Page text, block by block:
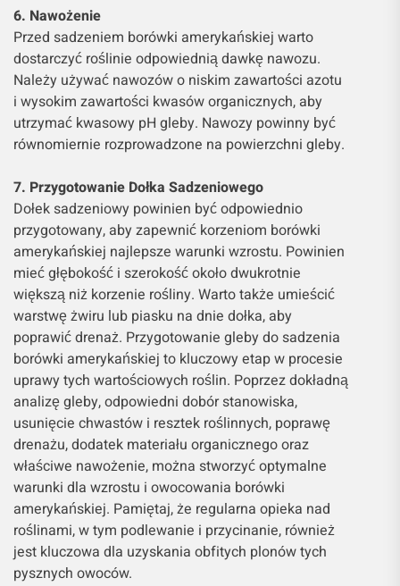
6. Nawożenie
Przed sadzeniem borówki amerykańskiej warto
dostarczyć roślinie odpowiednią dawkę nawozu.
Należy używać nawozów o niskim zawartości azotu
i wysokim zawartości kwasów organicznych, aby
utrzymać kwasowy pH gleby. Nawozy powinny być
równomiernie rozprowadzone na powierzchni gleby.
7. Przygotowanie Dołka Sadzeniowego
Dołek sadzeniowy powinien być odpowiednio
przygotowany, aby zapewnić korzeniom borówki
amerykańskiej najlepsze warunki wzrostu. Powinien
mieć głębokość i szerokość około dwukrotnie
większą niż korzenie rośliny. Warto także umieścić
warstwę żwiru lub piasku na dnie dołka, aby
poprawić drenaż. Przygotowanie gleby do sadzenia
borówki amerykańskiej to kluczowy etap w procesie
uprawy tych wartościowych roślin. Poprzez dokładną
analizę gleby, odpowiedni dobór stanowiska,
usunięcie chwastów i resztek roślinnych, poprawę
drenażu, dodatek materiału organicznego oraz
właściwe nawożenie, można stworzyć optymalne
warunki dla wzrostu i owocowania borówki
amerykańskiej. Pamiętaj, że regularna opieka nad
roślinami, w tym podlewanie i przycinanie, również
jest kluczowa dla uzyskania obfitych plonów tych
pysznych owoców.